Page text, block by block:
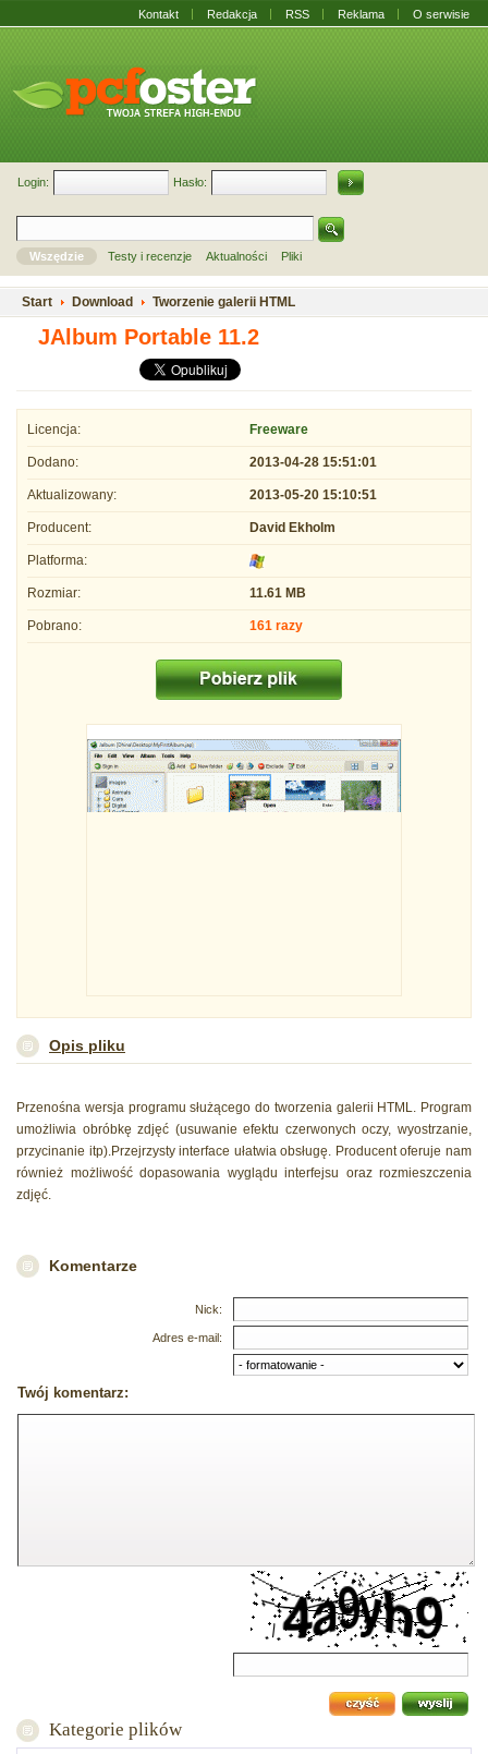
Kontakt Redakcja RSS Reklama O serwisie
Login: Hasło:
Wszędzie Testy i recenzje Aktualności Pliki
Start Download Tworzenie galerii HTML
JAlbum Portable 11.2
Licencja: Freeware
Dodano: 2013-04-28 15:51:01
Aktualizowany: 2013-05-20 15:10:51
Producent: David Ekholm
Platforma:
Rozmiar: 11.61 MB
Pobrano: 161 razy
Opis pliku
Przenośna wersja programu służącego do tworzenia galerii HTML. Program
umożliwia obróbkę zdjęć (usuwanie efektu czerwonych oczy, wyostrzanie,
przycinanie itp).Przejrzysty interface ułatwia obsługę. Producent oferuje nam
również możliwość dopasowania wyglądu interfejsu oraz rozmieszczenia
zdjęć.
Komentarze
Nick:
Adres e-mail:
Twój komentarz:
Kategorie plików